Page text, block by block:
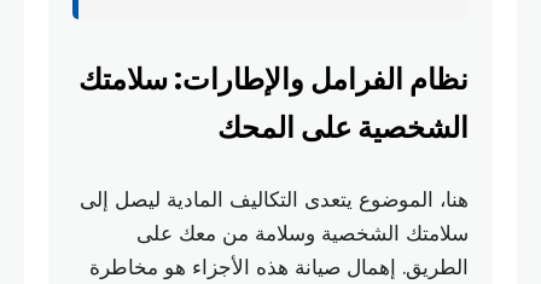
نظام الفرامل والإطارات: سلامتك
الشخصية على المحك
هنا، الموضوع يتعدى التكاليف المادية ليصل إلى
سلامتك الشخصية وسلامة من معك على
الطريق. إهمال صيانة هذه الأجزاء هو مخاطرة